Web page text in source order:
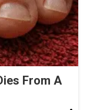
From A